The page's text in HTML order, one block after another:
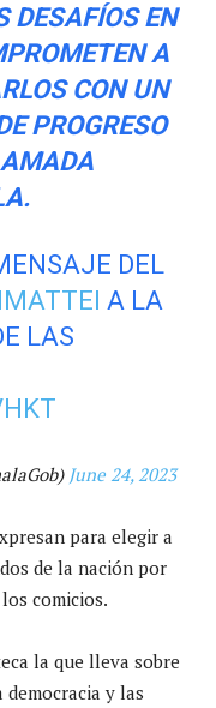
DESAFÍOS EN
A
CON UN
PROGRESO
DEL
A LA
LAS
June 24, 2023
para elegir a
de la nación por
comicios.
la que lleva sobre
y las